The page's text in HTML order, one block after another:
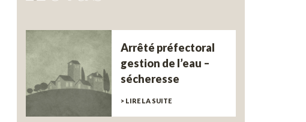
Arrêté préfectoral
gestion de l’eau –
sécheresse
> LIRE LA SUITE